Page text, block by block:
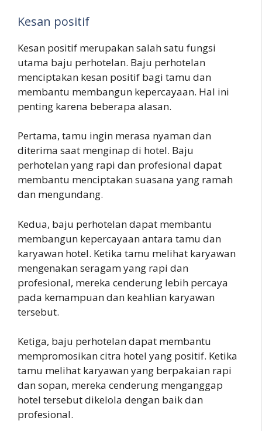
Kesan positif
Kesan positif merupakan salah satu fungsi
utama baju perhotelan. Baju perhotelan
menciptakan kesan positif bagi tamu dan
membantu membangun kepercayaan. Hal ini
penting karena beberapa alasan.
Pertama, tamu ingin merasa nyaman dan
diterima saat menginap di hotel. Baju
perhotelan yang rapi dan profesional dapat
membantu menciptakan suasana yang ramah
dan mengundang.
Kedua, baju perhotelan dapat membantu
membangun kepercayaan antara tamu dan
karyawan hotel. Ketika tamu melihat karyawan
mengenakan seragam yang rapi dan
profesional, mereka cenderung lebih percaya
pada kemampuan dan keahlian karyawan
tersebut.
Ketiga, baju perhotelan dapat membantu
mempromosikan citra hotel yang positif. Ketika
tamu melihat karyawan yang berpakaian rapi
dan sopan, mereka cenderung menganggap
hotel tersebut dikelola dengan baik dan
profesional.